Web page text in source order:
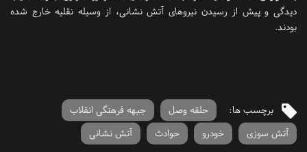
دیدگی و پیش از رسیدن نیروهای آتش نشانی، از وسیله نقلیه خارج شده
بودند.
برچسب ها: حلقه وصل
جبهه فرهنگی انقلاب
آتش سوزی
خودرو حوادث آتش نشانی